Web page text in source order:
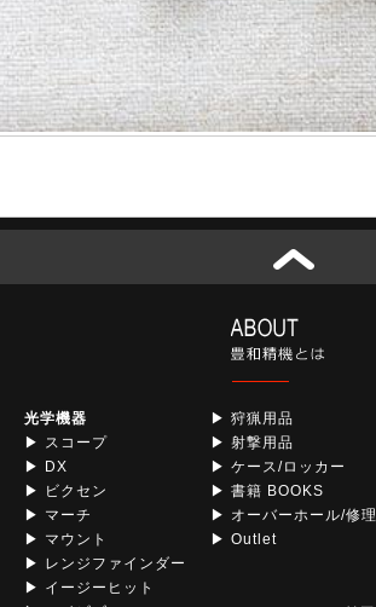
光学機器
▶ スコープ
▶ DX
▶ ビクセン
▶ マーチ
▶ マウント
▶ レンジファインダー
▶ イージーヒット
▶ 狩猟用品
▶ 射撃用品
▶ ケース/ロッカー
▶ 書籍 BOOKS
▶ オーバーホール/修理
▶ Outlet